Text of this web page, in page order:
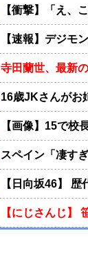
【衝撃】「え、
【速報】デジモ
寺田蘭世、最新
16歳JKさんがお
【画像】15で校
スペイン「凄す
【日向坂46】
【にじさんじ】